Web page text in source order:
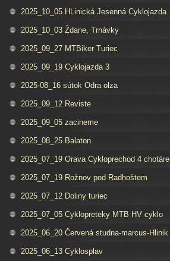
2025_10_05 HLinická Jesenná Cyklojazda
2025_10_03 Ždane, Trnávky
2025_09_27 MTBiker Turiec
2025_09_19 Cyklojazda 3
2025-08_16 sútok Odra olza
2025_09_12 Reviste
2025_09_05 zacineme
2025_08_25 Balaton
2025_07_19 Orava Cykloprechod 4 chotáre
2025_07_19 Rožnov pod Radhoštem
2025_07_12 Doliny turiec
2025_07_05 Cyklopreteky MTB HV cyklo
2025_06_20 Červená studna-marcus-Hlinik
2025_06_13 Cyklosplav